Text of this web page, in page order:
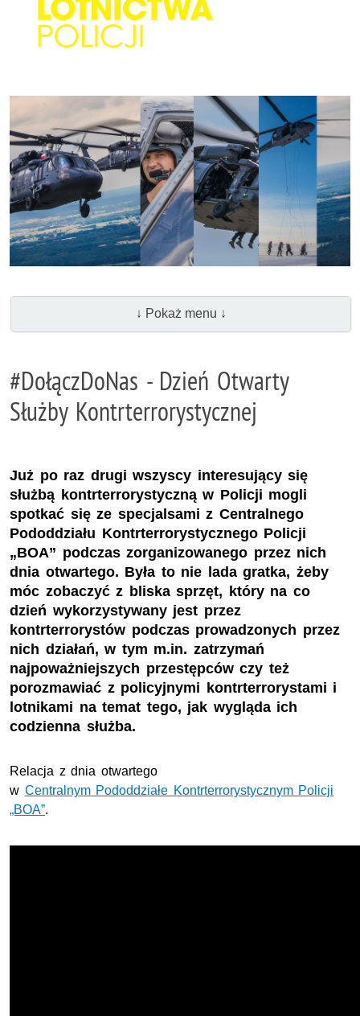
↓ Pokaż menu ↓
#DołączDoNas - Dzień Otwarty
Służby Kontrterrorystycznej
Już po raz drugi wszyscy interesujący się
służbą kontrterrorystyczną w Policji mogli
spotkać się ze specjalsami z Centralnego
Pododdziału Kontrterrorystycznego Policji
„BOA” podczas zorganizowanego przez nich
dnia otwartego. Była to nie lada gratka, żeby
móc zobaczyć z bliska sprzęt, który na co
dzień wykorzystywany jest przez
kontrterrorystów podczas prowadzonych przez
nich działań, w tym m.in. zatrzymań
najpoważniejszych przestępców czy też
porozmawiać z policyjnymi kontrterrorystami i
lotnikami na temat tego, jak wygląda ich
codzienna służba.
Relacja z dnia otwartego
w Centralnym Pododdziałe Kontrterrorystycznym Policji
„BOA”.